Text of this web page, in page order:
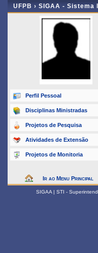
UFPB › SIGAA - Sistema
Perfil Pessoal
Disciplinas Ministradas
Projetos de Pesquisa
Atividades de Extensão
Projetos de Monitoria
Ir ao Menu Principal
SIGAA | STI -